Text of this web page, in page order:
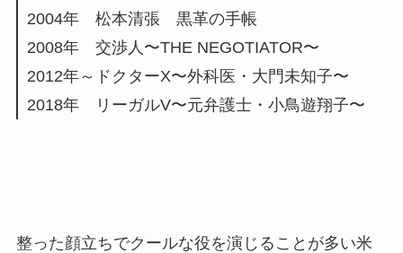
2004年 松本清張 黒革の手帳
2008年 交渉人〜THE NEGOTIATOR〜
2012年～ドクターX〜外科医・大門未知子〜
2018年 リーガルV〜元弁護士・小鳥遊翔子〜
整った顔立ちでクールな役を演じることが多い米